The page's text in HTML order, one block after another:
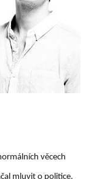
věcech
mluvit o politice.